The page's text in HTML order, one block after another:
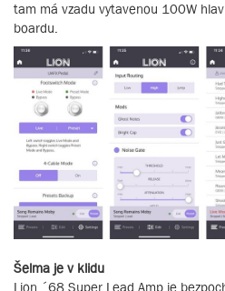
tam má vzadu vytavenou 100W
boardu.
Šelma je v klidu
Lion ´68 Super Lead Amp je